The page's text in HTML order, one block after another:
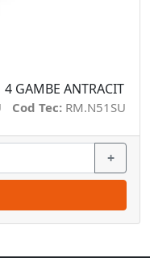
GAMBE ANTRACIT
Cod Tec: RM.N51SU
+